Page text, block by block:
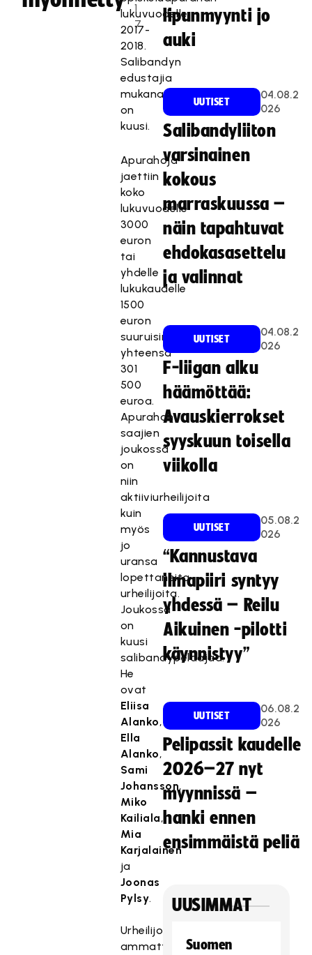
1
7
lukuvuodelle
2017-
2018.
Salibandyn
edustajia
mukana
on
kuusi.
Apurahoja
jaettiin
koko
lukuvuodelle
3000
euron
tai
yhdelle
lukukaudelle
1500
euron
suuruisina
yhteensä
301
500
euroa.
Apurahan
saajien
joukossa
on
niin
aktiiviurheilijoita
kuin
myös
jo
uransa
lopettaneita
urheilijoita.
Joukossa
on
kuusi
salibandypelaajaa.
He
ovat
Eliisa
Alanko,
Ella
Alanko,
Sami
Johansson,
Miko
Kailiala,
Mia
Karjalainen
ja
Joonas
Pylsy.
Urheilijoiden
ammattienedistämissäätiö
lipunmyynti jo
auki
UUTISET
04.08.2
026
Salibandyliiton
varsinainen
kokous
marraskuussa –
näin tapahtuvat
ehdokasasettelu
ja valinnat
UUTISET
04.08.2
026
F-liigan alku
häämöttää:
Avauskierrokset
syyskuun toisella
viikolla
UUTISET
05.08.2
026
“Kannustava
ilmapiiri syntyy
yhdessä – Reilu
Aikuinen -pilotti
käynnistyy”
UUTISET
06.08.2
026
Pelipassit kaudelle
2026–27 nyt
myynnissä –
hanki ennen
ensimmäistä peliä
UUSIMMAT
Suomen